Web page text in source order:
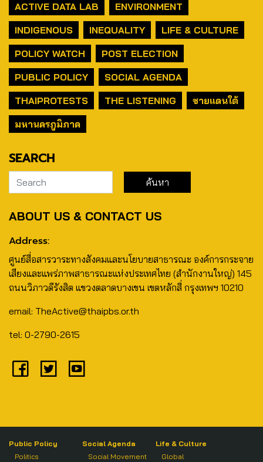
ACTIVE DATA LAB
ENVIRONMENT
INDIGENOUS
INEQUALITY
LIFE & CULTURE
POLICY WATCH
POST ELECTION
PUBLIC POLICY
SOCIAL AGENDA
THAIPROTESTS
THE LISTENING
ชายแดนใต้
มหานครภูมิภาค
SEARCH
ABOUT US & CONTACT US
Address:
ศูนย์สื่อสารวาระทางสังคมและนโยบายสาธารณะ องค์การกระจาย
เสียงและแพร่ภาพสาธารณะแห่งประเทศไทย (สำนักงานใหญ่) 145
ถนนวิภาวดีรังสิต แขวงตลาดบางเขน เขตหลักสี่ กรุงเทพฯ 10210
email: TheActive@thaipbs.or.th
tel: 0-2790-2615
Public Policy
Politics
Social Agenda
Social Movement
Life & Culture
Global